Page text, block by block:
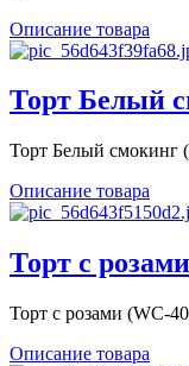
Описание товара
Торт Белый
Торт Белый смокинг
Описание товара
Торт с розами
Торт с розами (WC-
Описание товара